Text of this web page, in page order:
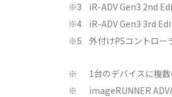
※3 iR-ADV Gen3 2nd
※4 iR-ADV Gen3 3rd
※5 外付けPSコントロー
※ 1台のデバイスに複
※
imageRUNNER